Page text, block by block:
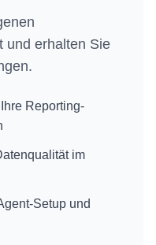
und erhalten Sie
Reporting-
im
Setup und